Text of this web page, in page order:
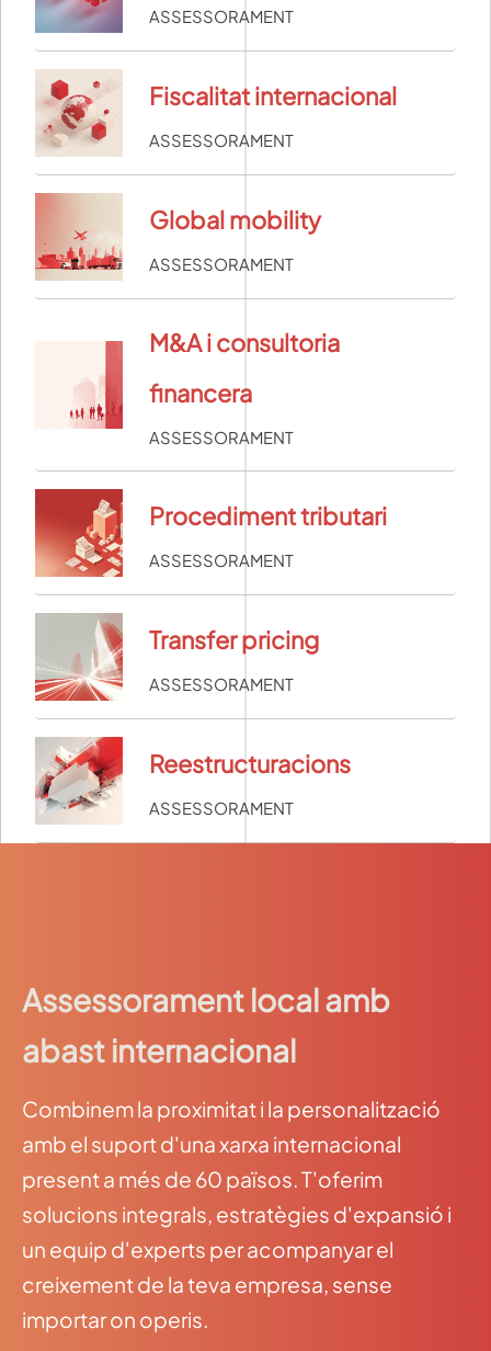
ASSESSORAMENT
Fiscalitat internacional
ASSESSORAMENT
Global mobility
ASSESSORAMENT
M&A i consultoria
financera
ASSESSORAMENT
Procediment tributari
ASSESSORAMENT
Transfer pricing
ASSESSORAMENT
Reestructuracions
ASSESSORAMENT
Assessorament local amb
abast internacional
Combinem la proximitat i la personalització
amb el suport d'una xarxa internacional
present a més de 60 països. T'oferim
solucions integrals, estratègies d'expansió i
un equip d'experts per acompanyar el
creixement de la teva empresa, sense
importar on operis.